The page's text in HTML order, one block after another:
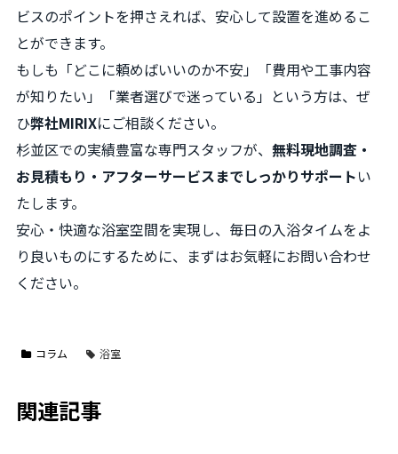
ビスのポイントを押さえれば、安心して設置を進めるこ
とができます。
もしも「どこに頼めばいいのか不安」「費用や工事内容
が知りたい」「業者選びで迷っている」という方は、ぜ
ひ弊社MIRIXにご相談ください。
杉並区での実績豊富な専門スタッフが、 無料現地調査・
お見積もり・アフターサービスまでしっかりサポートい
たします。
安心・快適な浴室空間を実現し、毎日の入浴タイムをよ
り良いものにするために、まずはお気軽にお問い合わせ
ください。
コラム 浴室
関連記事